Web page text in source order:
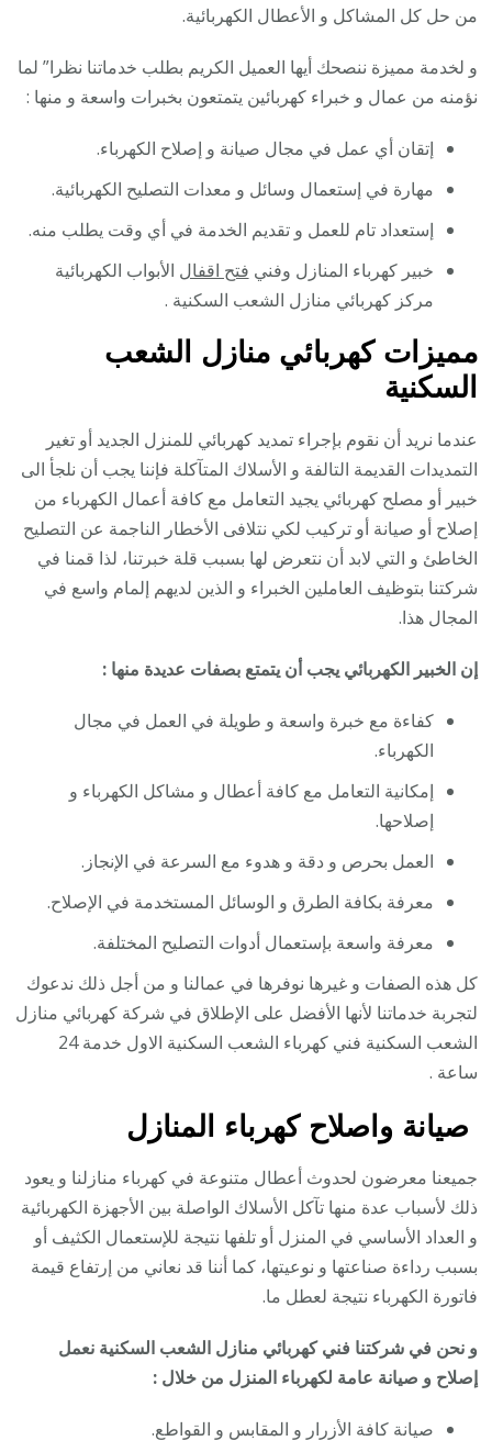
من حل كل المشاكل و الأعطال الكهربائية.
و لخدمة مميزة ننصحك أيها العميل الكريم بطلب خدماتنا نظرا” لما
نؤمنه من عمال و خبراء كهربائين يتمتعون بخبرات واسعة و منها :
إتقان أي عمل في مجال صيانة و إصلاح الكهرباء.
مهارة في إستعمال وسائل و معدات التصليح الكهربائية.
إستعداد تام للعمل و تقديم الخدمة في أي وقت يطلب منه.
خبير كهرباء المنازل وفني فتح اقفال الأبواب الكهربائية
مركز كهربائي منازل الشعب السكنية .
مميزات كهربائي منازل الشعب
السكنية
عندما نريد أن نقوم بإجراء تمديد كهربائي للمنزل الجديد أو تغير
التمديدات القديمة التالفة و الأسلاك المتآكلة فإننا يجب أن نلجأ الى
خبير أو مصلح كهربائي يجيد التعامل مع كافة أعمال الكهرباء من
إصلاح أو صيانة أو تركيب لكي نتلافى الأخطار الناجمة عن التصليح
الخاطئ و التي لابد أن نتعرض لها بسبب قلة خبرتنا، لذا قمنا في
شركتنا بتوظيف العاملين الخبراء و الذين لديهم إلمام واسع في
المجال هذا.
إن الخبير الكهربائي يجب أن يتمتع بصفات عديدة منها :
كفاءة مع خبرة واسعة و طويلة في العمل في مجال
الكهرباء.
إمكانية التعامل مع كافة أعطال و مشاكل الكهرباء و
إصلاحها.
العمل بحرص و دقة و هدوء مع السرعة في الإنجاز.
معرفة بكافة الطرق و الوسائل المستخدمة في الإصلاح.
معرفة واسعة بإستعمال أدوات التصليح المختلفة.
كل هذه الصفات و غيرها نوفرها في عمالنا و من أجل ذلك ندعوك
لتجربة خدماتنا لأنها الأفضل على الإطلاق في شركة كهربائي منازل
الشعب السكنية فني كهرباء الشعب السكنية الاول خدمة 24
ساعة .
صيانة واصلاح كهرباء المنازل
جميعنا معرضون لحدوث أعطال متنوعة في كهرباء منازلنا و يعود
ذلك لأسباب عدة منها تآكل الأسلاك الواصلة بين الأجهزة الكهربائية
و العداد الأساسي في المنزل أو تلفها نتيجة للإستعمال الكثيف أو
بسبب رداءة صناعتها و نوعيتها، كما أننا قد نعاني من إرتفاع قيمة
فاتورة الكهرباء نتيجة لعطل ما.
و نحن في شركتنا فني كهربائي منازل الشعب السكنية نعمل
إصلاح و صيانة عامة لكهرباء المنزل من خلال :
صيانة كافة الأزرار و المقابس و القواطع.